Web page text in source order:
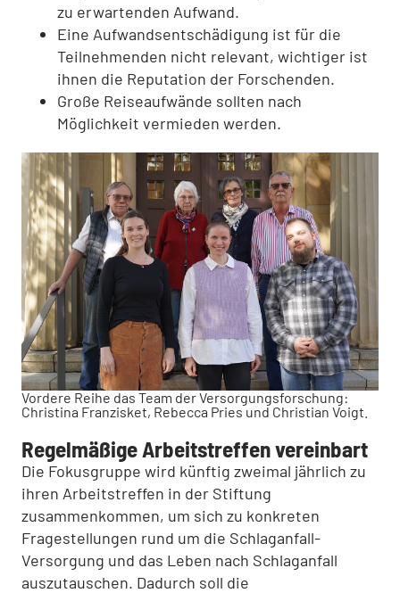
zu erwartenden Aufwand.
Eine Aufwandsentschädigung ist für die
Teilnehmenden nicht relevant, wichtiger ist
ihnen die Reputation der Forschenden.
Große Reiseaufwände sollten nach
Möglichkeit vermieden werden.
Vordere Reihe das Team der Versorgungsforschung:
Christina Franzisket, Rebecca Pries und Christian Voigt.
Regelmäßige Arbeitstreffen vereinbart
Die Fokusgruppe wird künftig zweimal jährlich zu
ihren Arbeitstreffen in der Stiftung
zusammenkommen, um sich zu konkreten
Fragestellungen rund um die Schlaganfall-
Versorgung und das Leben nach Schlaganfall
auszutauschen. Dadurch soll die